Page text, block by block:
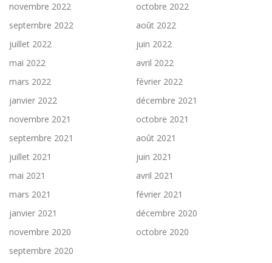
novembre 2022
octobre 2022
septembre 2022
août 2022
juillet 2022
juin 2022
mai 2022
avril 2022
mars 2022
février 2022
janvier 2022
décembre 2021
novembre 2021
octobre 2021
septembre 2021
août 2021
juillet 2021
juin 2021
mai 2021
avril 2021
mars 2021
février 2021
janvier 2021
décembre 2020
novembre 2020
octobre 2020
septembre 2020